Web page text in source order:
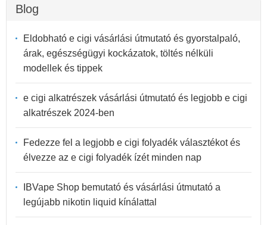
Blog
Eldobható e cigi vásárlási útmutató és gyorstalpaló,
árak, egészségügyi kockázatok, töltés nélküli
modellek és tippek
e cigi alkatrészek vásárlási útmutató és legjobb e cigi
alkatrészek 2024-ben
Fedezze fel a legjobb e cigi folyadék választékot és
élvezze az e cigi folyadék ízét minden nap
IBVape Shop bemutató és vásárlási útmutató a
legújabb nikotin liquid kínálattal